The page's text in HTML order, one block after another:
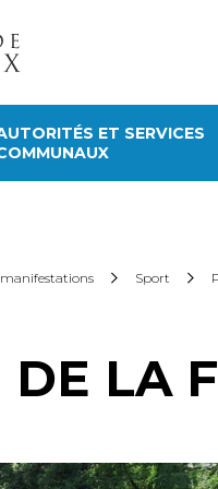
ET SERVICES
le nouveau
une
ci-dessous.
Sport
DE LA